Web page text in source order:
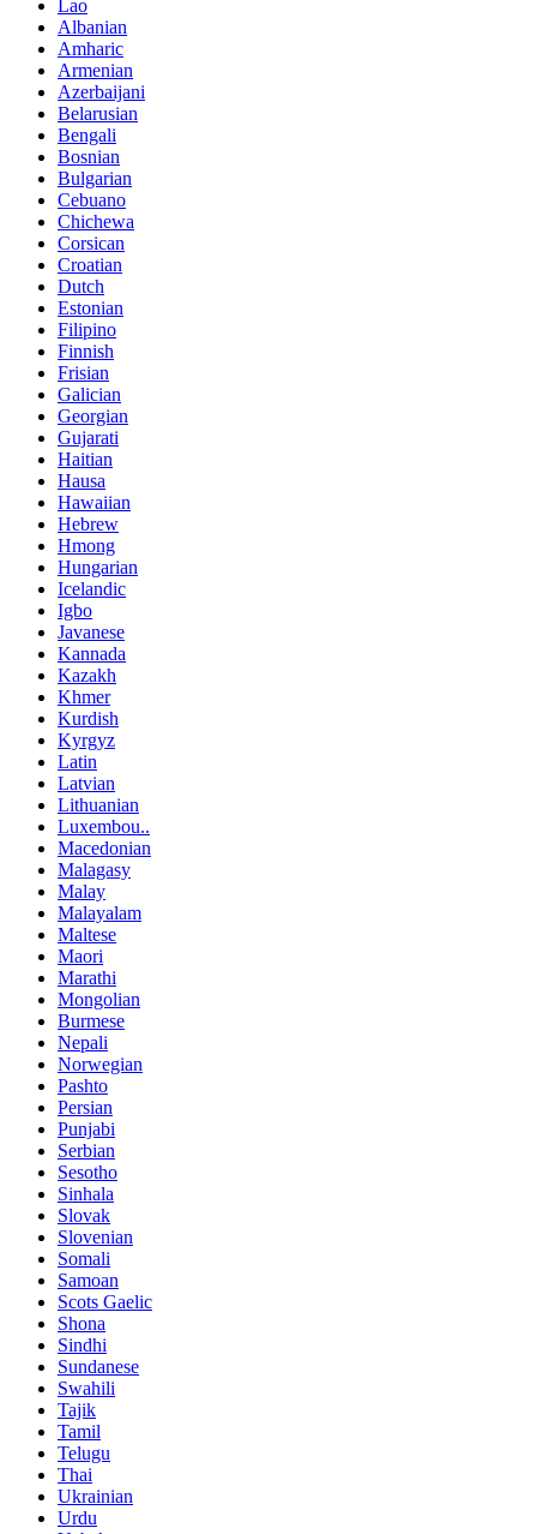
Lao
Albanian
Amharic
Armenian
Azerbaijani
Belarusian
Bengali
Bosnian
Bulgarian
Cebuano
Chichewa
Corsican
Croatian
Dutch
Estonian
Filipino
Finnish
Frisian
Galician
Georgian
Gujarati
Haitian
Hausa
Hawaiian
Hebrew
Hmong
Hungarian
Icelandic
Igbo
Javanese
Kannada
Kazakh
Khmer
Kurdish
Kyrgyz
Latin
Latvian
Lithuanian
Luxembou..
Macedonian
Malagasy
Malay
Malayalam
Maltese
Maori
Marathi
Mongolian
Burmese
Nepali
Norwegian
Pashto
Persian
Punjabi
Serbian
Sesotho
Sinhala
Slovak
Slovenian
Somali
Samoan
Scots Gaelic
Shona
Sindhi
Sundanese
Swahili
Tajik
Tamil
Telugu
Thai
Ukrainian
Urdu